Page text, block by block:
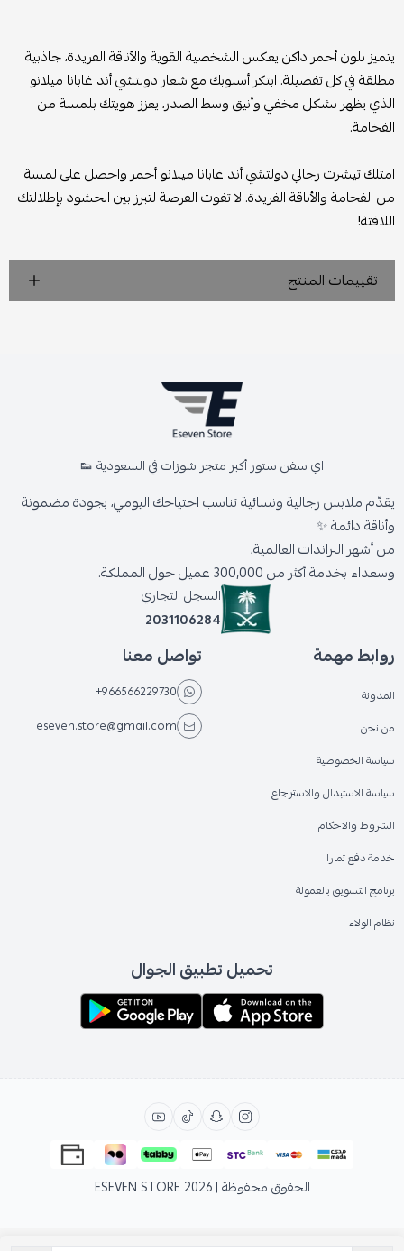
يتميز بلون أحمر داكن يعكس الشخصية القوية والأناقة الفريدة، جاذبية
مطلقة في كل تفصيلة. ابتكر أسلوبك مع شعار دولتشي أند غابانا ميلانو
الذي يظهر بشكل مخفي وأنيق وسط الصدر، يعزز هويتك بلمسة من
الفخامة.
امتلك تيشرت رجالي دولتشي أند غابانا ميلانو أحمر واحصل على لمسة
من الفخامة والأناقة الفريدة. لا تفوت الفرصة لتبرز بين الحشود بإطلالتك
اللافتة!
تقييمات المنتج
اي سفن ستور أكبر متجر شوزات في السعودية 👟
يقدّم ملابس رجالية ونسائية تناسب احتياجك اليومي، بجودة مضمونة
وأناقة دائمة ✨
من أشهر البراندات العالمية،
وسعداء بخدمة أكثر من 300,000 عميل حول المملكة.
السجل التجاري
2031106284
روابط مهمة
المدونة
من نحن
سياسة الخصوصية
سياسة الاستبدال والاسترجاع
الشروط والاحكام
خدمة دفع تمارا
برنامج التسويق بالعمولة
نظام الولاء
تواصل معنا
+966566229730
eseven.store@gmail.com
تحميل تطبيق الجوال
الحقوق محفوظة | 2026 ESEVEN STORE